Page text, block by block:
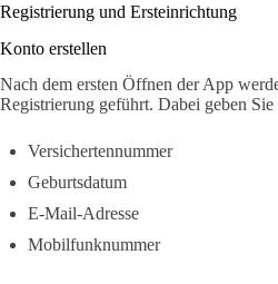
Registrierung und Ersteinrichtung
Konto erstellen
Nach dem ersten Öffnen der App
Registrierung geführt. Dabei geben
Versichertennummer
Geburtsdatum
E-Mail-Adresse
Mobilfunknummer